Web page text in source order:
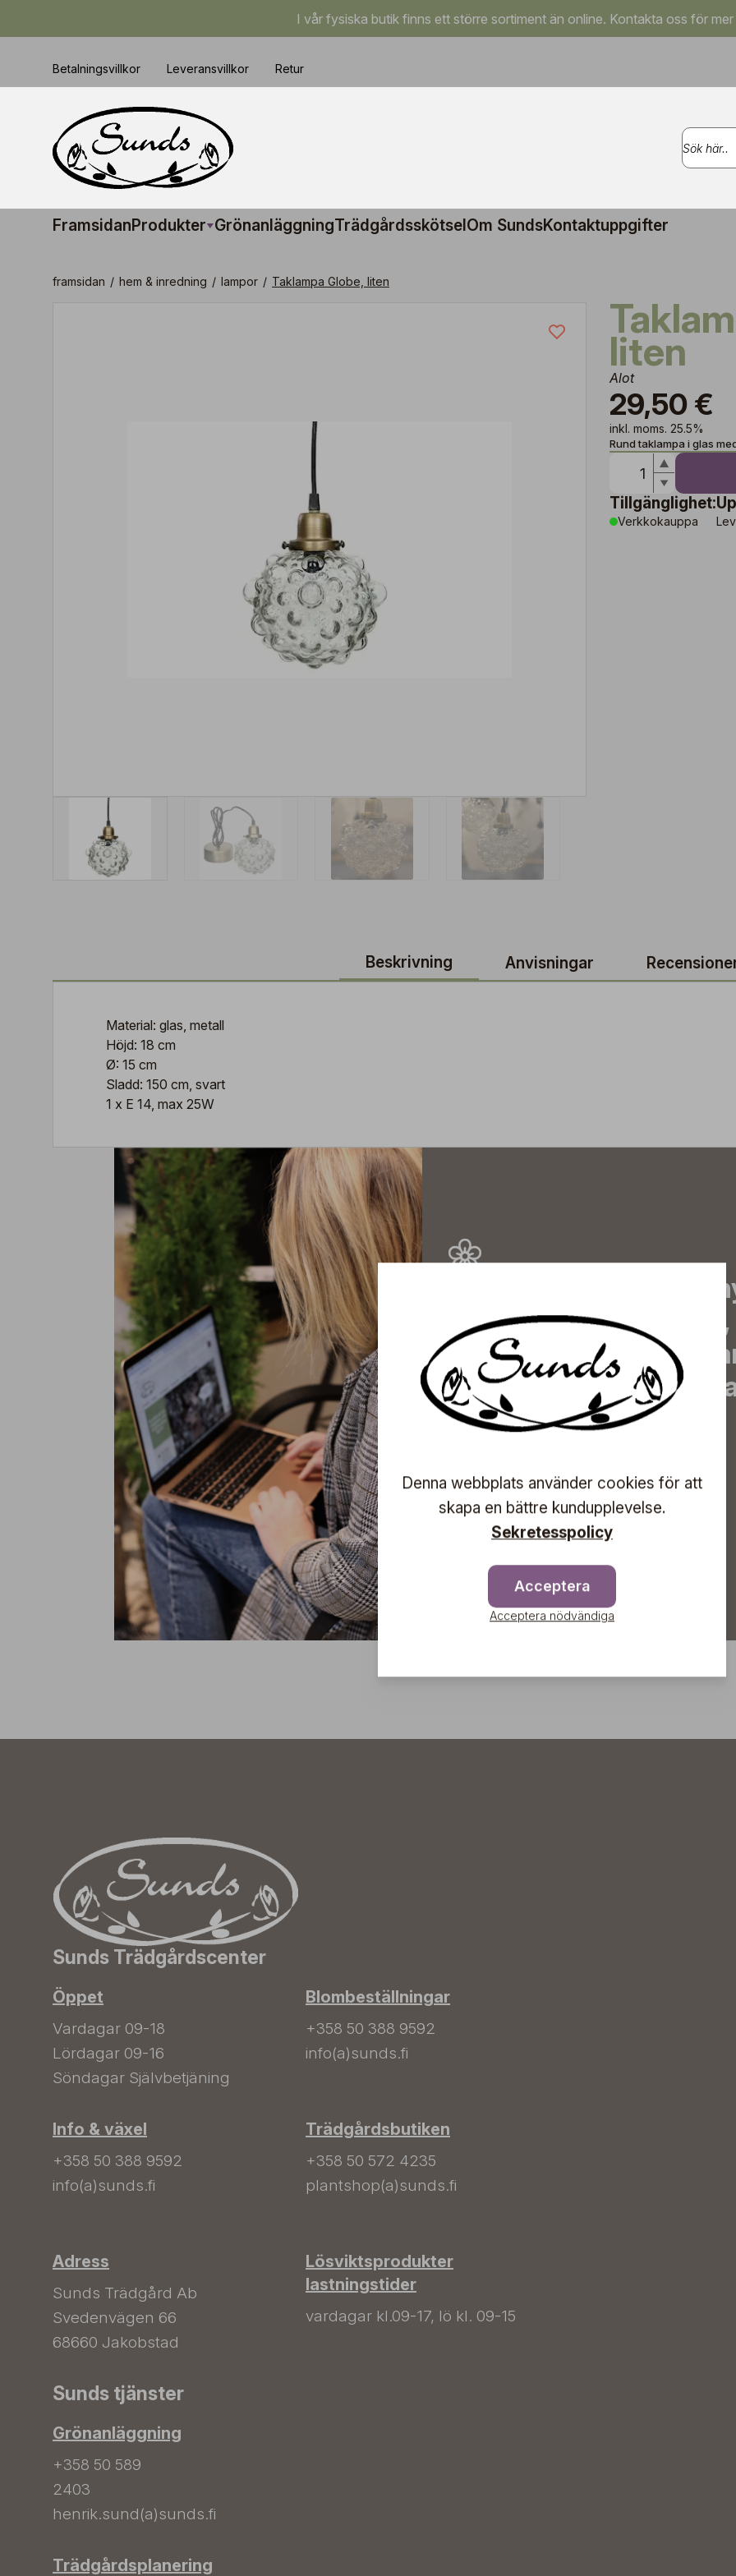
I vår fysiska butik finns ett större sortiment än online. Kontakta oss för
Betalningsvillkor Leveransvillkor Retur
FramsidanProdukter GrönanläggningTrädgårdsskötsel Om SundsKontaktuppgifter
framsidan / hem & inredning / lampor / Taklampa Globe, liten
Taklampa Globe,
liten
Alot
29,50 €
inkl. moms. 25.5%
Rund taklampa i glas
Tillgänglighet:
Verkkokauppa
Beskrivning Anvisningar
Material: glas, metall
Höjd: 18 cm
Ø: 15 cm
Sladd: 150 cm, svart
1 x E 14, max 25W
Prenumerera på vårt
de senaste
erbjudanden,
information om
direkt till din inkorg!
Prenumerera
Sunds Trädgårdscenter
Öppet
Vardagar 09-18
Lördagar 09-16
Söndagar Självbetjäning
Info & växel
+358 50 388 9592
info(a)sunds.fi
Adress
Sunds Trädgård Ab
Svedenvägen 66
68660 Jakobstad
Blombeställningar
+358 50 388 9592
info(a)sunds.fi
Trädgårdsbutiken
+358 50 572 4235
plantshop(a)sunds.fi
Lösviktsprodukter
lastningstider
vardagar kl.09-17, lö kl. 09-15
Sunds tjänster
Grönanläggning
+358 50 589
2403
henrik.sund(a)sunds.fi
Trädgårdsplanering
Denna webbplats använder cookies för att
skapa en bättre kundupplevelse.
Sekretesspolicy
Acceptera
Acceptera nödvändiga